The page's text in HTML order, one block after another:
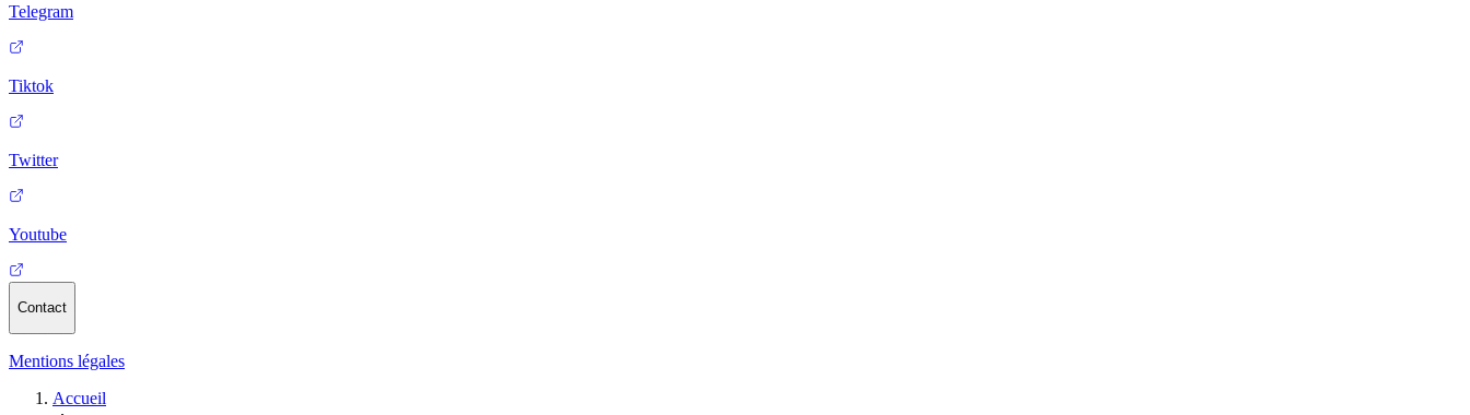
Telegram
Tiktok
Twitter
Youtube
Contact
Mentions légales
Accueil